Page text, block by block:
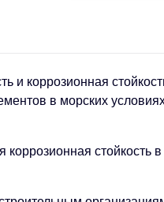
и коррозионная
в морских
стойкость